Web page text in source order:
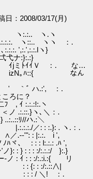
日：2008/03/17(月)
ヽ.ヽ
::.. ヽヽ ：.
',:.',:.:.lヽ}
ナ:}:.:}
ミﾄｲｲＶ ：. な…
｡ﾊ::{ なん
｀ﾞ ハ.:', ：.
ろに？
:.:.:!:.ヽ
.:.::.}ヽ､＼：.
ﾘ//ハ.:＼
／: : :.}: . ヽ.：.
.-‐'": : |:.:. i ',
ヾ､ : : : l:.:.: .ﾊ ',
}: : } : : : :/:.:.:/ }:.}
ノ : ｲ : : :/:.:i.:{ リ
{: : :/:.::∧|
: / ＼! ：.